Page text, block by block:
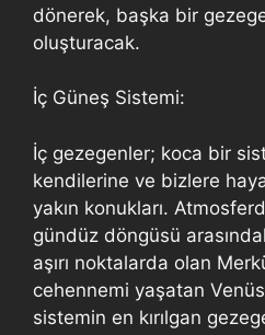
dönerek, başka bir
oluşturacak.
İç Güneş Sistemi:
İç gezegenler; koca bir
kendilerine ve bizlere hayat
yakın konukları.
gündüz döngüsü
aşırı noktalarda olan
cehennemi yaşatan
sistemin en kırılgan